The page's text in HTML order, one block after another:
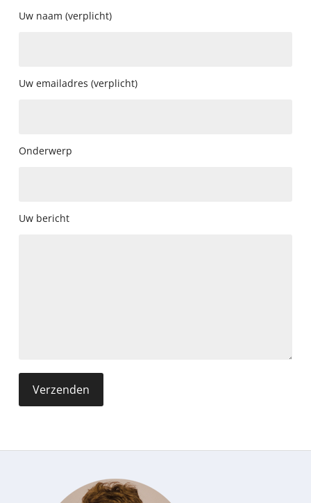
Uw naam (verplicht)
Uw emailadres (verplicht)
Onderwerp
Uw bericht